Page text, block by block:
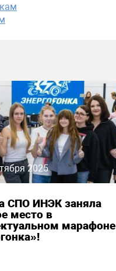
2025
СПО ИНЭК заняла
место в
марафоне